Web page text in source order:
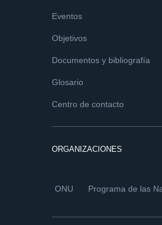
Eventos
Objetivos
Documentos y bibliografía
Glosario
Centro de contacto
ORGANIZACIONES
ONU Programa de las